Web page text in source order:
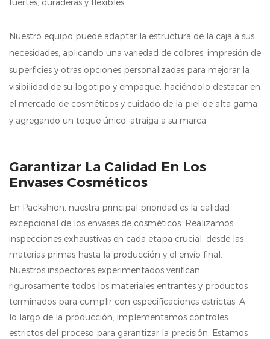
fuertes, duraderas y flexibles.
Nuestro equipo puede adaptar la estructura de la caja a sus
necesidades, aplicando una variedad de colores, impresión de
superficies y otras opciones personalizadas para mejorar la
visibilidad de su logotipo y empaque, haciéndolo destacar en
el mercado de cosméticos y cuidado de la piel de alta gama
y agregando un toque único. atraiga a su marca.
Garantizar La Calidad En Los
Envases Cosméticos
En Packshion, nuestra principal prioridad es la calidad
excepcional de los envases de cosméticos. Realizamos
inspecciones exhaustivas en cada etapa crucial, desde las
materias primas hasta la producción y el envío final.
Nuestros inspectores experimentados verifican
rigurosamente todos los materiales entrantes y productos
terminados para cumplir con especificaciones estrictas. A
lo largo de la producción, implementamos controles
estrictos del proceso para garantizar la precisión. Estamos